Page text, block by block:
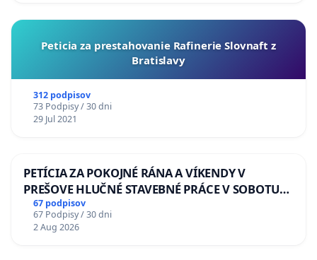
Peticia za prestahovanie Rafinerie Slovnaft z
Bratislavy
312 podpisov
73 Podpisy / 30 dni
29 Jul 2021
PETÍCIA ZA POKOJNÉ RÁNA A VÍKENDY V
PREŠOVE HLUČNÉ STAVEBNÉ PRÁCE V SOBOTU
LEN OD 9.00 DO 13.00 HOD., CEZ PRACOVNÝ
TÝŽDEŇ CIEĽ 8.00 – 18.00 HOD. A PRAVIDELNÁ
KONTROLA STAVBY C-AREA NA
67 podpisov
67 Podpisy / 30 dni
2 Aug 2026